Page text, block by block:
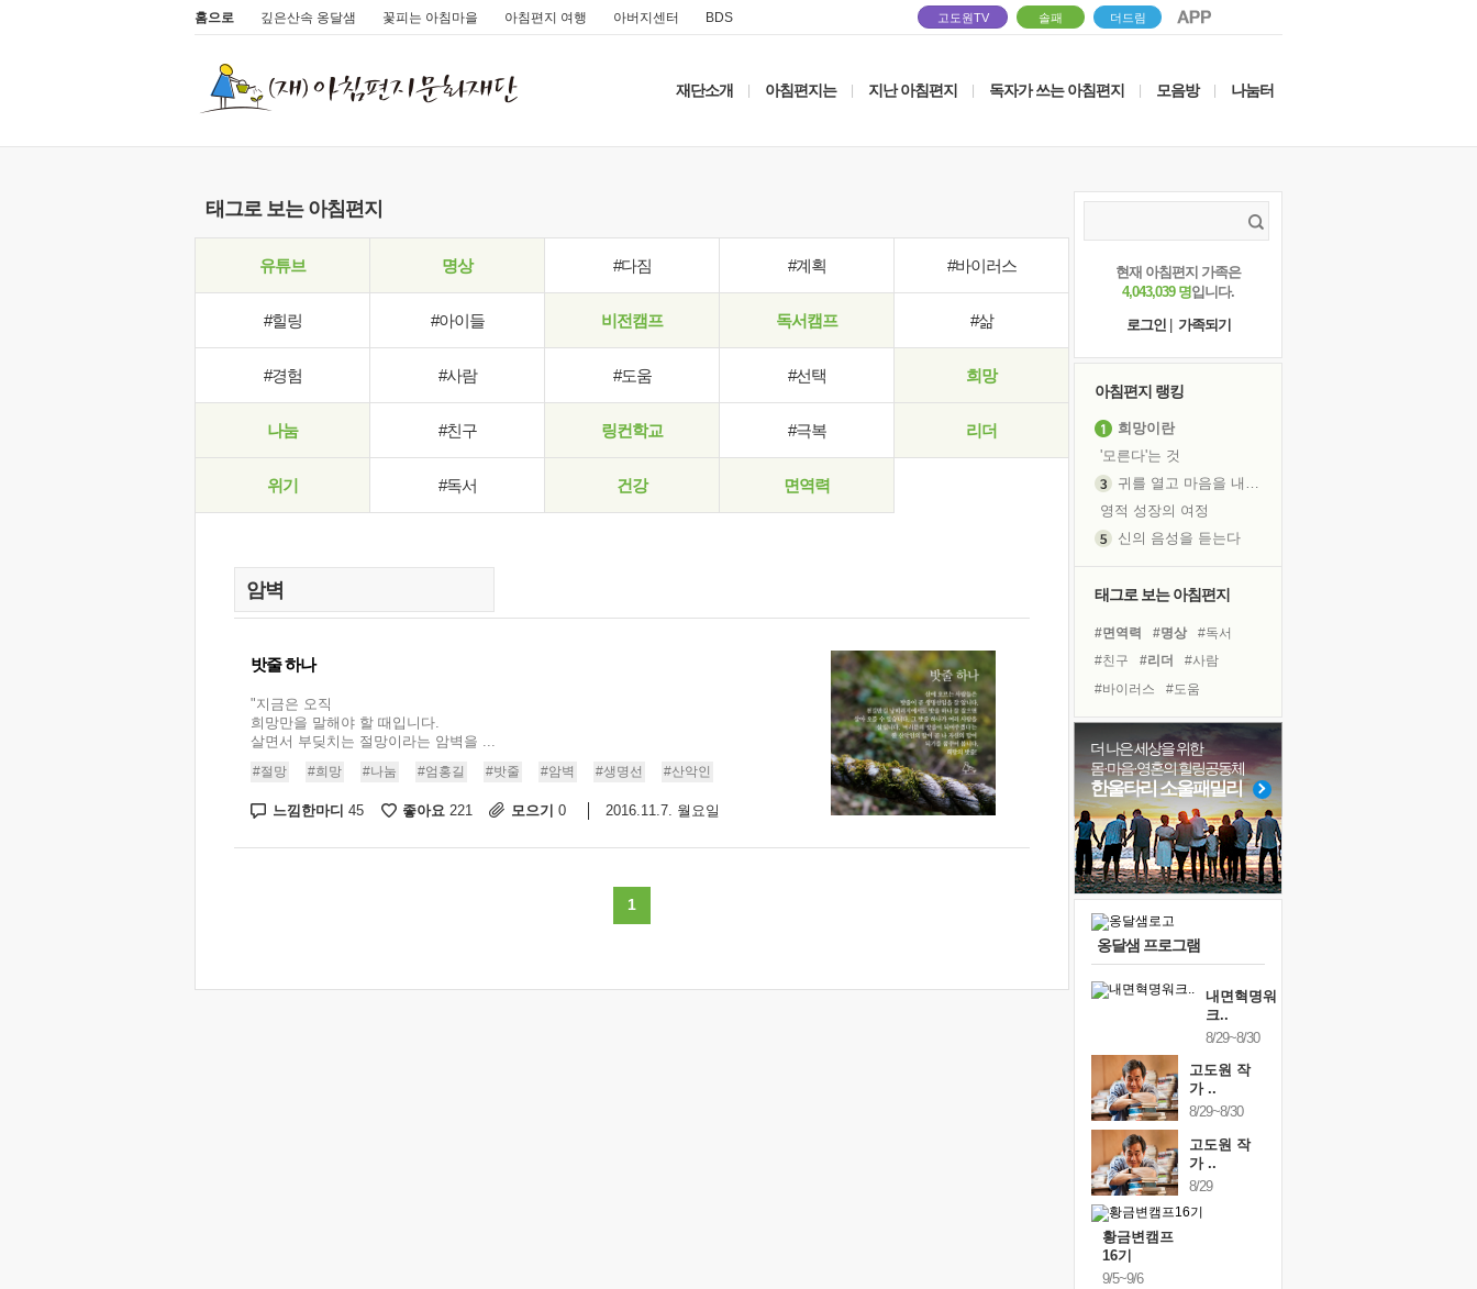
홈으로 깊은산속 옹달샘 꽃피는 아침마을 아침편지 여행 아버지센터 BDS 고도원TV 솔패 더드림
재단소개 아침편지는 지난 아침편지 독자가 쓰는 아침편지 모음방 나눔터
태그로 보는 아침편지
유튜브 명상 #다짐 #계획 #바이러스
#힐링 #아이들 비전캠프 독서캠프 #삶
#경험 #사람 #도움 #선택 희망
나눔 #친구 링컨학교 #극복 리더
위기 #독서 건강 면역력
밧줄 하나
"지금은 오직
희망만을 말해야 할 때입니다.
살면서 부딪치는 절망이라는 암벽을 ...
#절망 #희망 #나눔 #엄홍길 #밧줄 #암벽 #생명선 #산악인
느낌한마디 45 좋아요 221 모으기 0 2016.11.7. 월요일
1
현재 아침편지 가족은
4,043,039 명입니다.
로그인
가족되기
아침편지 랭킹
희망이란
'모른다'는 것
귀를 열고 마음을 내어주고
영적 성장의 여정
신의 음성을 듣는다
극과 극의 양 끝단
'말 타는 법'을 먼저
졸업식 사진을 보며
극심한 변비, 어깨결림, 수면 장애
아픈 아버지를 위한 공간 설계
슬럼프
보고 싶은 어머니
유년 시절의 부산 영도 바다
못된 꼰대들
너무 황홀한 꽃들이여!
태그로 보는 아침편지
#면역력 #명상
#독서
#친구
#리더
#사람
#바이러스
#도움
#힐링
#건강
#삶
#독서캠프
#링컨학교
#나눔
#유튜브
#계획
#선택
#희망
#위기
#비전캠프
#극복
더 나은 세상을 위한
몸·마음·영혼의 힐링공동체
한울타리 소울패밀리
옹달샘 프로그램
내면혁명워
크..
8/29~8/30
고도원 작
가 ..
8/29~8/30
고도원 작
가 ..
8/29
황금변캠프
16기
9/5~9/6